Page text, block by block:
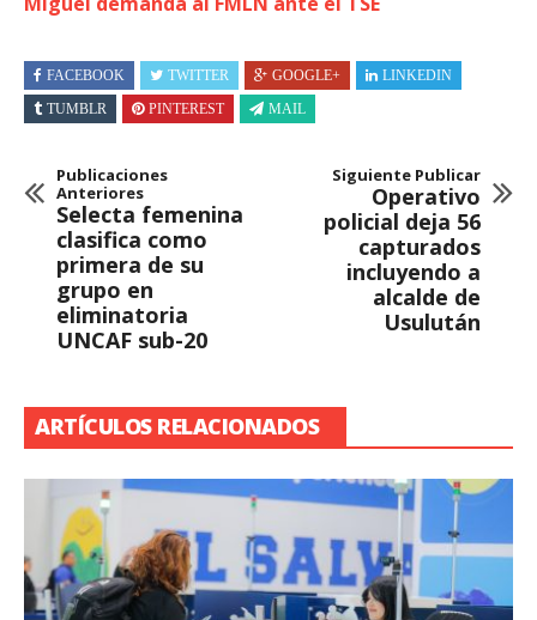
FACEBOOK TWITTER GOOGLE+
LINKEDIN
TUMBLR
PINTEREST MAIL
Publicaciones
Anteriores
Selecta femenina
clasifica como
primera de su
grupo en
eliminatoria
UNCAF sub-20
Siguiente Publicar
Operativo
policial deja 56
capturados
incluyendo a
alcalde de
Usulután
ARTÍCULOS RELACIONADOS